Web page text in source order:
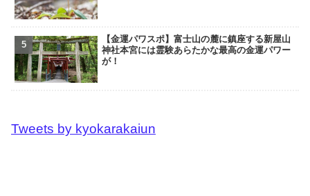
【金運パワスポ】富士山の麓に鎮座する新屋山
神社本宮には霊験あらたかな最高の金運パワー
が！
Tweets by kyokarakaiun